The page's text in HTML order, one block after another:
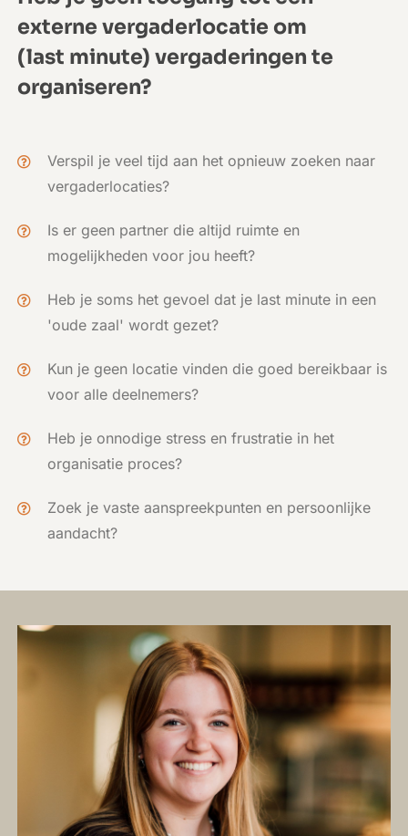
externe vergaderlocatie om
(last minute) vergaderingen te
organiseren?
Verspil je veel tijd aan het opnieuw zoeken naar
vergaderlocaties?
Is er geen partner die altijd ruimte en
mogelijkheden voor jou heeft?
Heb je soms het gevoel dat je last minute in een
'oude zaal' wordt gezet?
Kun je geen locatie vinden die goed bereikbaar is
voor alle deelnemers?
Heb je onnodige stress en frustratie in het
organisatie proces?
Zoek je vaste aanspreekpunten en persoonlijke
aandacht?